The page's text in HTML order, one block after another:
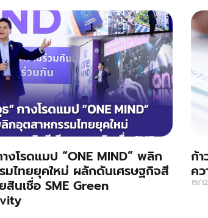
างโรดแมป “ONE MIND” พลิก
มไทยยุคใหม่ ผลักดันเศรษฐกิจสี
สินเชื่อ SME Green
ก้
ค
19/